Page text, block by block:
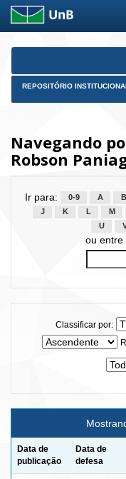
Skip
REPOSITÓRIO
Navegando
Robson
Ir para: 0-9 A B
J
K L M
U
ou entre
Classificar por:
Data de
publicação
Data de
defesa